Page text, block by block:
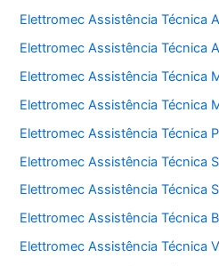
Elettromec Assistência Técnica
Elettromec Assistência Técnica
Elettromec Assistência Técnica
Elettromec Assistência Técnica
Elettromec Assistência Técnica
Elettromec Assistência Técnica
Elettromec Assistência Técnica
Elettromec Assistência Técnica
Elettromec Assistência Técnica